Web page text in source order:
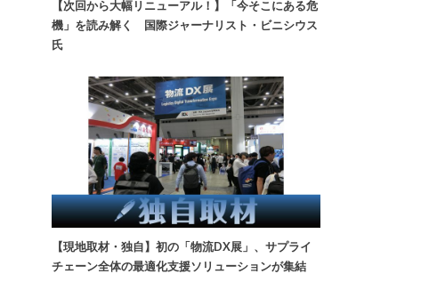
【次回から大幅リニューアル！】「今そこにある危
機」を読み解く 国際ジャーナリスト・ビニシウス
氏
【現地取材・独自】初の「物流DX展」、サプライ
チェーン全体の最適化支援ソリューションが集結